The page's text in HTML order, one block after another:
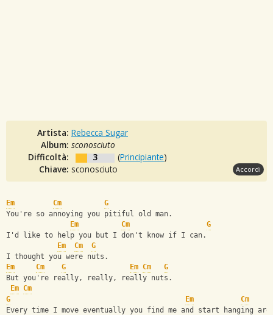
Artista: Rebecca Sugar
Album: sconosciuto
Difficoltà:
3 (Principiante)
Chiave: sconosciuto Accordi
Em Cm
G
You're so annoying you pitiful old man.
Em
Cm
G
I'd like to help you but I don't know if I can.
Em
Cm
G
I thought you were nuts.
Em
Cm G Em Cm
G
But you're really, really, really nuts.
Em Cm
G
Em
Cm
Every time I move eventually you find me and start hanging